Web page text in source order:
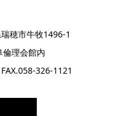
穂市牛牧1496-1
倫理会館内
FAX.058-326-1121